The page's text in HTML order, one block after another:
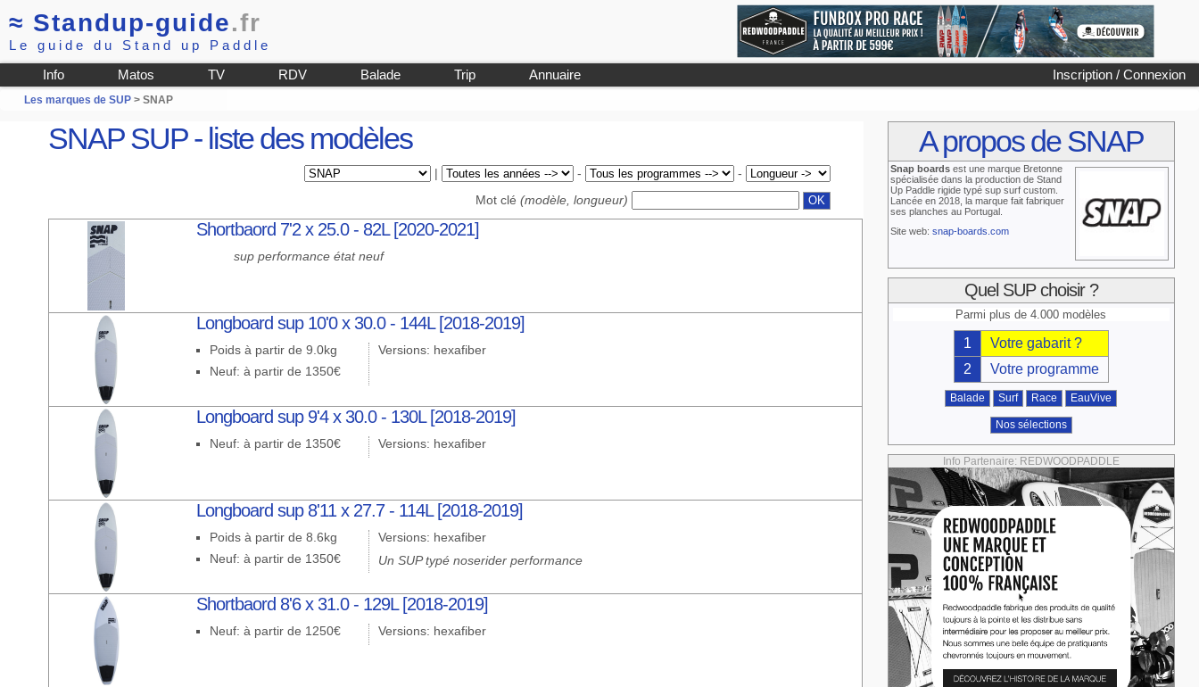
≈ Standup-guide.fr
Le guide du Stand up Paddle
Inscription / Connexion
Info Matos TV RDV Balade Trip Annuaire
Les marques de SUP> SNAP
SNAP SUP - liste des modèles
| -
-
Mot clé(modèle, longueur)
Shortbaord 7'2 x 25.0 - 82L [2020-2021]
sup performance état neuf
Longboard sup 10'0 x 30.0 - 144L [2018-2019]
Poids à partir de 9.0kg
Neuf: à partir de 1350€
Versions: hexafiber
Longboard sup 9'4 x 30.0 - 130L [2018-2019]
Neuf: à partir de 1350€ Versions: hexafiber
Longboard sup 8'11 x 27.7 - 114L [2018-2019]
Poids à partir de 8.6kg
Neuf: à partir de 1350€
Versions: hexafiber
Un SUP typé noserider performance
Shortbaord 8'6 x 31.0 - 129L [2018-2019]
Neuf: à partir de 1250€ Versions: hexafiber
A propos de SNAP
Snap boardsest une marque Bretonne
spécialisée dans la production de Stand
Up Paddle rigide typé sup surf custom.
Lancée en 2018, la marque fait fabriquer
ses planches au Portugal.
Site web: snap-boards.com
Quel SUP choisir ?
Parmi plus de 4.000 modèles
1
Votre gabarit ?
2
Votre programme
Balade Surf Race EauVive
Nos sélections
Info Partenaire: REDWOODPADDLE